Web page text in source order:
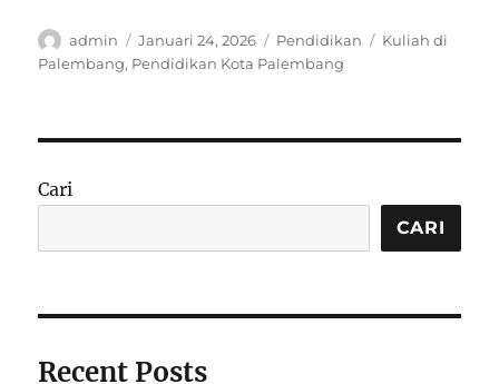
Author
admin
Posted
on
Januari 24, 2026 Categories
Pendidikan Tags
Kuliah di
Palembang, Pendidikan Kota Palembang
Cari
CARI
Recent Posts